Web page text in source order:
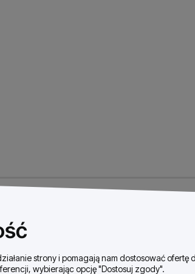
strony i pomagają nam dostosować
wybierając opcję "Dostosuj zgody".